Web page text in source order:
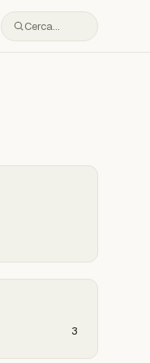
Cerca…
3